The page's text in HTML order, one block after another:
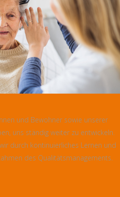
und Bewohner sowie unserer
uns ständig weiter zu entwickeln.
durch kontinuierliches Lernen und
des Qualitätsmanagements.